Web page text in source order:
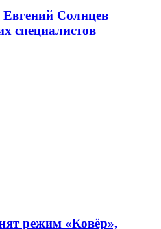
Евгений Солнцев
специалистов
режим «Ковёр»,